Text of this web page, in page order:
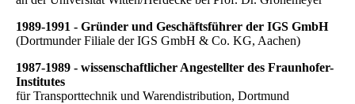
1989-1991 - Gründer und Geschäftsführer der IGS GmbH
(Dortmunder Filiale der IGS GmbH & Co. KG, Aachen)
1987-1989 - wissenschaftlicher Angestellter des Fraunhofer-
Institutes
für Transporttechnik und Warendistribution, Dortmund